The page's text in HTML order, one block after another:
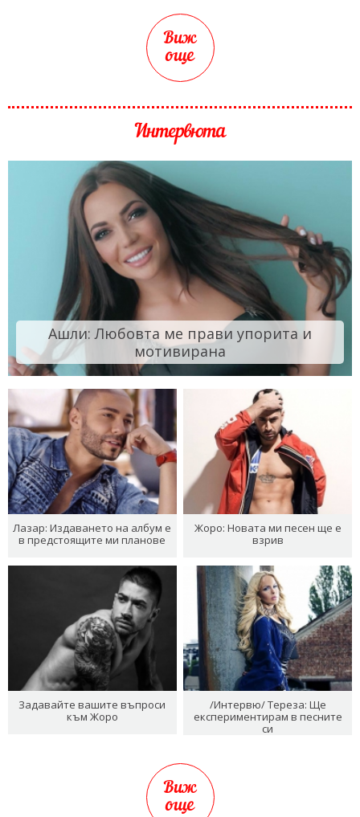
Виж
още
Интервюта
Ашли: Любовта ме прави упорита и
мотивирана
Лазар: Издаването на албум е
в предстоящите ми планове
Жоро: Новата ми песен ще е
взрив
Задавайте вашите въпроси
към Жоро
/Интервю/ Тереза: Ще
експериментирам в песните
си
Виж
още